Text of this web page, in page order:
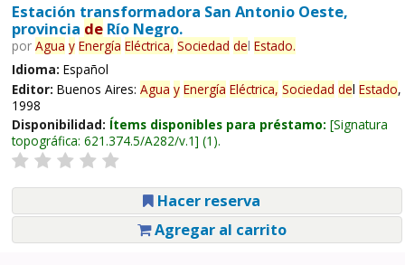
Estación transformadora San Antonio Oeste,
provincia deRío Negro.
por Agua y Energía Eléctrica, Sociedad del Estado.
Idioma: Español
Editor: Buenos Aires: Agua y Energía Eléctrica, Sociedad del Estado,
1998
Disponibilidad: Ítems disponibles para préstamo: Signatura
topográfica: 621.374.5/A282/v.1 (1).
Hacer reserva
Agregar al carrito